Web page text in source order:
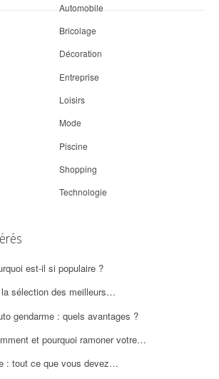
Automobile
Bricolage
Décoration
Entreprise
Loisirs
Mode
Piscine
Shopping
Technologie
est-il si populaire ?
sélection des meilleurs…
gendarme : quels avantages ?
et pourquoi ramoner votre…
: tout ce que vous devez…